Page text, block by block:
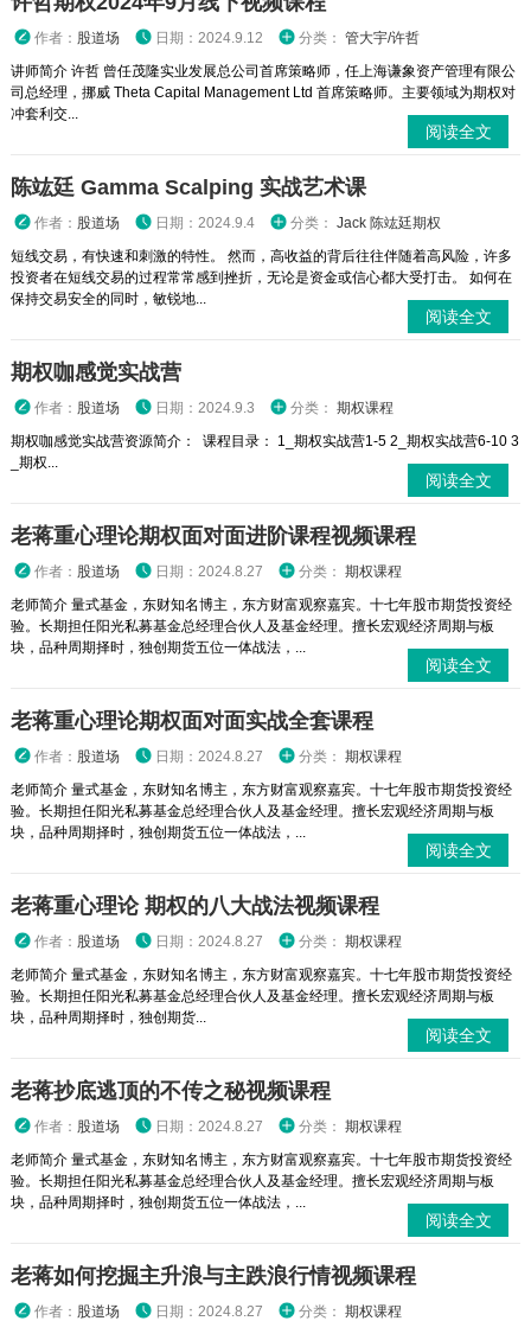
作者： 股道场 日期：2024.9.12 分类： 管大宇/许哲
讲师简介 许哲 曾任茂隆实业发展总公司首席策略师，任上海谦象资产管理有限公
司总经理，挪威 Theta Capital Management Ltd 首席策略师。主要领域为期权对
冲套利交...
阅读全文
陈竑廷 Gamma Scalping 实战艺术课
作者： 股道场 日期：2024.9.4 分类： Jack 陈竑廷期权
短线交易，有快速和刺激的特性。 然而，高收益的背后往往伴随着高风险，许多
投资者在短线交易的过程常常感到挫折，无论是资金或信心都大受打击。 如何在
保持交易安全的同时，敏锐地...
阅读全文
期权咖感觉实战营
作者： 股道场 日期：2024.9.3 分类： 期权课程
期权咖感觉实战营资源简介： 课程目录： 1_期权实战营1-5 2_期权实战营6-10 3
_期权...
阅读全文
老蒋重心理论期权面对面进阶课程视频课程
作者： 股道场 日期：2024.8.27 分类： 期权课程
老师简介 量式基金，东财知名博主，东方财富观察嘉宾。十七年股市期货投资经
验。长期担任阳光私募基金总经理合伙人及基金经理。擅长宏观经济周期与板
块，品种周期择时，独创期货五位一体战法，...
阅读全文
老蒋重心理论期权面对面实战全套课程
作者： 股道场 日期：2024.8.27 分类： 期权课程
老师简介 量式基金，东财知名博主，东方财富观察嘉宾。十七年股市期货投资经
验。长期担任阳光私募基金总经理合伙人及基金经理。擅长宏观经济周期与板
块，品种周期择时，独创期货五位一体战法，...
阅读全文
老蒋重心理论 期权的八大战法视频课程
作者： 股道场 日期：2024.8.27 分类： 期权课程
老师简介 量式基金，东财知名博主，东方财富观察嘉宾。十七年股市期货投资经
验。长期担任阳光私募基金总经理合伙人及基金经理。擅长宏观经济周期与板
块，品种周期择时，独创期货...
阅读全文
老蒋抄底逃顶的不传之秘视频课程
作者： 股道场 日期：2024.8.27 分类： 期权课程
老师简介 量式基金，东财知名博主，东方财富观察嘉宾。十七年股市期货投资经
验。长期担任阳光私募基金总经理合伙人及基金经理。擅长宏观经济周期与板
块，品种周期择时，独创期货五位一体战法，...
阅读全文
老蒋如何挖掘主升浪与主跌浪行情视频课程
作者： 股道场 日期：2024.8.27 分类： 期权课程